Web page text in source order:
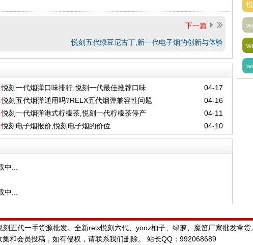
下一篇
悦刻五代绿豆尼古丁,新一代电子烟的创新与体验
04-17
悦刻一代烟弹口味排行,悦刻一代最佳推荐口味
04-16
悦刻五代烟弹通用吗?RELX五代烟弹兼容性问题
04-11
悦刻一代烟弹港式柠檬茶,悦刻一代柠檬茶停产
04-10
悦刻电子烟报价,悦刻电子烟的价位
中...
中...
五代一手货源批发。全新relx悦刻六代、yooz柚子、绿萝、魔笛厂家批发拿货
和会员投稿，如有侵权，请联系我们删除。 站长QQ：992068689